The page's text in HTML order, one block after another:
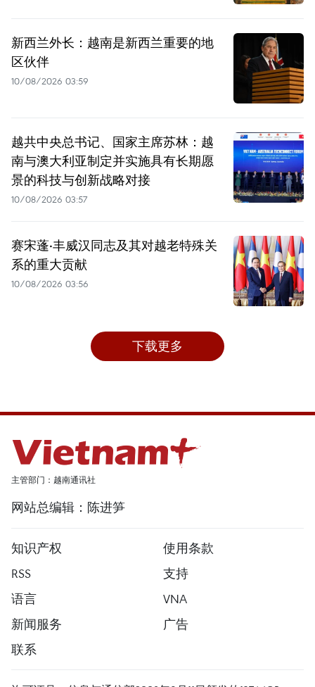
新西兰外长：越南是新西兰重要的地
区伙伴
10/08/2026 03:59
越共中央总书记、国家主席苏林：越
南与澳大利亚制定并实施具有长期愿
景的科技与创新战略对接
10/08/2026 03:57
赛宋蓬·丰威汉同志及其对越老特殊关
系的重大贡献
10/08/2026 03:56
下载更多
主管部门：越南通讯社
网站总编辑：陈进笋
知识产权
使用条款
RSS
支持
语言
VNA
新闻服务
广告
联系